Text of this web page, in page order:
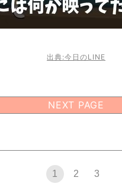
出典:今日のLINE
NEXT PAGE
1 2 3